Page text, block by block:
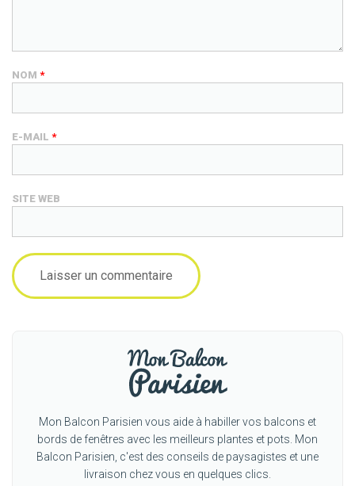
NOM *
E-MAIL *
SITE WEB
Mon Balcon Parisien vous aide à habiller vos balcons et
bords de fenêtres avec les meilleurs plantes et pots. Mon
Balcon Parisien, c'est des conseils de paysagistes et une
livraison chez vous en quelques clics.